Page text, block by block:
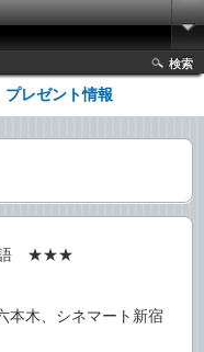
検索
プレゼント情報
物語 ★★★
木、シネマート新宿